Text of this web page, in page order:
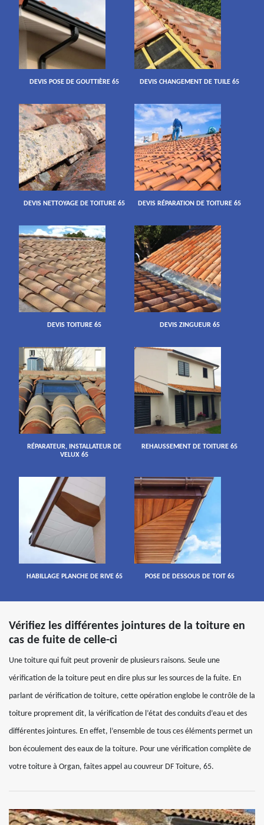
DEVIS POSE DE GOUTTIÈRE 65 DEVIS CHANGEMENT DE TUILE 65
DEVIS NETTOYAGE DE TOITURE 65 DEVIS RÉPARATION DE TOITURE 65
DEVIS TOITURE 65 DEVIS ZINGUEUR 65
RÉPARATEUR, INSTALLATEUR DE
VELUX 65
REHAUSSEMENT DE TOITURE 65
HABILLAGE PLANCHE DE RIVE 65 POSE DE DESSOUS DE TOIT 65
Vérifiez les différentes jointures de la toiture en
cas de fuite de celle-ci
Une toiture qui fuit peut provenir de plusieurs raisons. Seule une
vérification de la toiture peut en dire plus sur les sources de la fuite. En
parlant de vérification de toiture, cette opération englobe le contrôle de la
toiture proprement dit, la vérification de l’état des conduits d’eau et des
différentes jointures. En effet, l’ensemble de tous ces éléments permet un
bon écoulement des eaux de la toiture. Pour une vérification complète de
votre toiture à Organ, faites appel au couvreur DF Toiture, 65.